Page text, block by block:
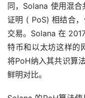
同，Solana 使用混
证明 ( PoS) 相结合
交易。Solana 在
特币和以太坊这样的
将PoH纳入其共识算
鲜明对比。